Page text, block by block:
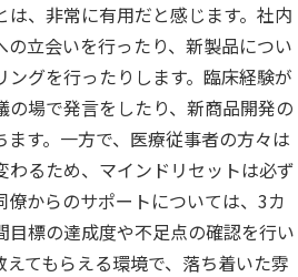
、非常に有用だと感じます。社内
立会いを行ったり、新製品につい
グを行ったりします。臨床経験が
場で発言をしたり、新商品開発の
す。一方で、医療従事者の方々は
るため、マインドリセットは必ず
からのサポートについては、3カ
標の達成度や不足点の確認を行い
てもらえる環境で、落ち着いた雰